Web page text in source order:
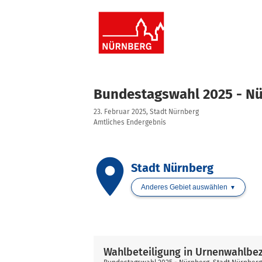
Bundestagswahl 2025 -
23. Februar 2025, Stadt Nürnberg
Amtliches Endergebnis
placeStadt Nürnberg
Anderes Gebiet auswählen
Wahlbeteiligung in